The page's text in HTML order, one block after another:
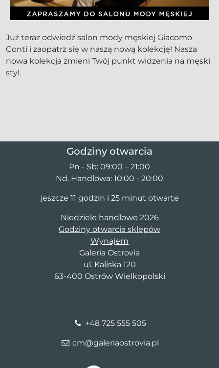
Już teraz odwiedź salon mody męskiej Giacomo
Conti i zaopatrz się w naszą nową kolekcję! Nasza
nowa kolekcja zmieni Twój punkt widzenia na męski
styl.
Godziny otwarcia
Pn - Sb: 09:00 – 21:00
Nd. Handlowa: 10:00 - 20:00
jeszcze 11 godzin i 25 minut otwarte
Niedziele handlowe 2026
Godziny otwarcia sklepów
Wynajem
Galeria Ostrovia
ul. Kaliska 120
63-400 Ostrów Wielkopolski
+48 725 555 505
cm@galeriaostrovia.pl